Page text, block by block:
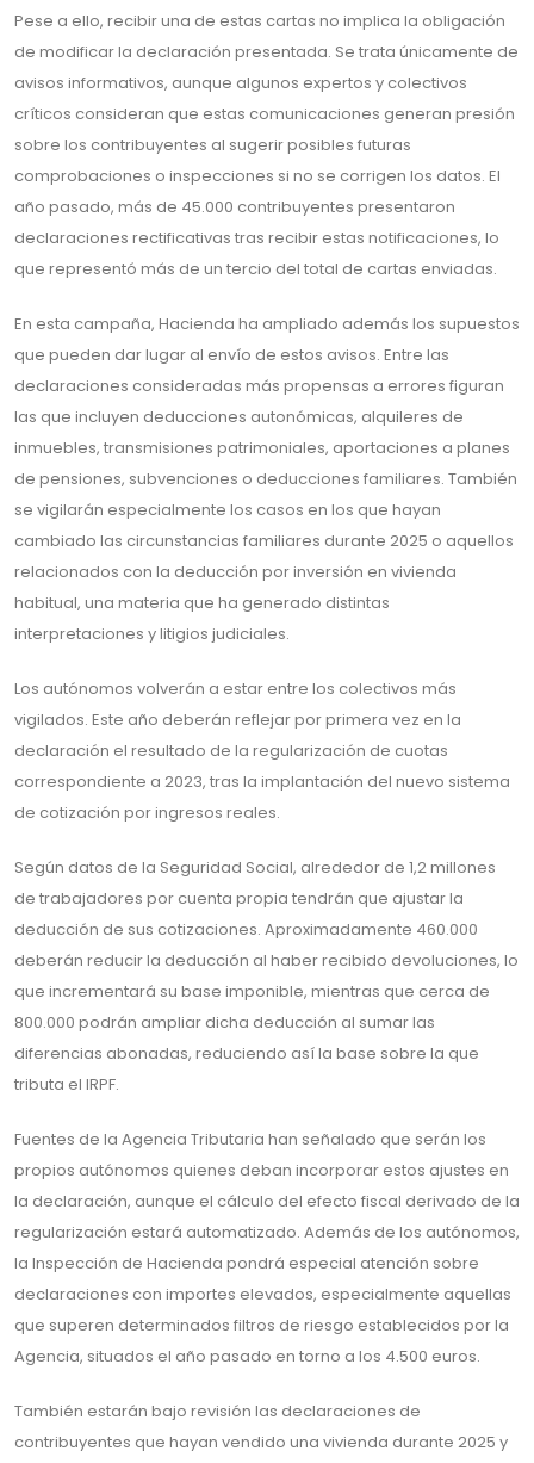
Pese a ello, recibir una de estas cartas no implica la obligación
de modificar la declaración presentada. Se trata únicamente de
avisos informativos, aunque algunos expertos y colectivos
críticos consideran que estas comunicaciones generan presión
sobre los contribuyentes al sugerir posibles futuras
comprobaciones o inspecciones si no se corrigen los datos. El
año pasado, más de 45.000 contribuyentes presentaron
declaraciones rectificativas tras recibir estas notificaciones, lo
que representó más de un tercio del total de cartas enviadas.
En esta campaña, Hacienda ha ampliado además los supuestos
que pueden dar lugar al envío de estos avisos. Entre las
declaraciones consideradas más propensas a errores figuran
las que incluyen deducciones autonómicas, alquileres de
inmuebles, transmisiones patrimoniales, aportaciones a planes
de pensiones, subvenciones o deducciones familiares. También
se vigilarán especialmente los casos en los que hayan
cambiado las circunstancias familiares durante 2025 o aquellos
relacionados con la deducción por inversión en vivienda
habitual, una materia que ha generado distintas
interpretaciones y litigios judiciales.
Los autónomos volverán a estar entre los colectivos más
vigilados. Este año deberán reflejar por primera vez en la
declaración el resultado de la regularización de cuotas
correspondiente a 2023, tras la implantación del nuevo sistema
de cotización por ingresos reales.
Según datos de la Seguridad Social, alrededor de 1,2 millones
de trabajadores por cuenta propia tendrán que ajustar la
deducción de sus cotizaciones. Aproximadamente 460.000
deberán reducir la deducción al haber recibido devoluciones, lo
que incrementará su base imponible, mientras que cerca de
800.000 podrán ampliar dicha deducción al sumar las
diferencias abonadas, reduciendo así la base sobre la que
tributa el IRPF.
Fuentes de la Agencia Tributaria han señalado que serán los
propios autónomos quienes deban incorporar estos ajustes en
la declaración, aunque el cálculo del efecto fiscal derivado de la
regularización estará automatizado. Además de los autónomos,
la Inspección de Hacienda pondrá especial atención sobre
declaraciones con importes elevados, especialmente aquellas
que superen determinados filtros de riesgo establecidos por la
Agencia, situados el año pasado en torno a los 4.500 euros.
También estarán bajo revisión las declaraciones de
contribuyentes que hayan vendido una vivienda durante 2025 y